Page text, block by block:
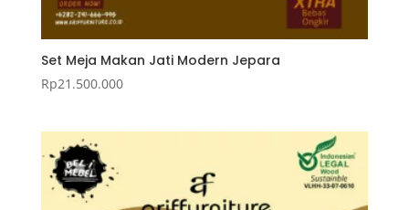
Set Meja Makan Jati Modern Jepara
Rp21.500.000